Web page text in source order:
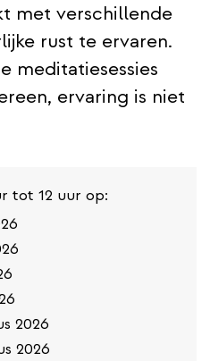
met verschillende
rust te ervaren.
meditatiesessies
ervaring is niet
tot 12 uur op:
2026
2026